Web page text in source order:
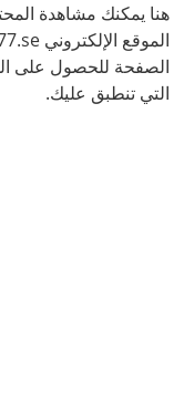
هنا يمكنك مشاهدة
الصفحة للحصول على
التي تنطبق عليك.